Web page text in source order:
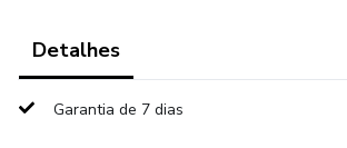
Detalhes
Garantia de 7 dias